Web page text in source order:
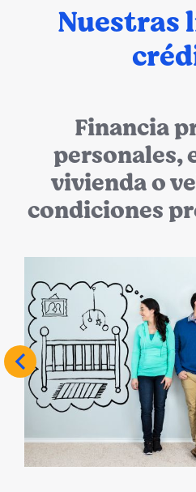
Nuestras
Financia
personales,
vivienda o
condiciones